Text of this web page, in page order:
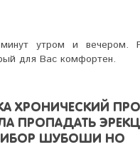
утром и вечером.
для Вас комфортен.
ХРОНИЧЕСКИЙ
ПРОПАДАТЬ
ШУБОШИ НО